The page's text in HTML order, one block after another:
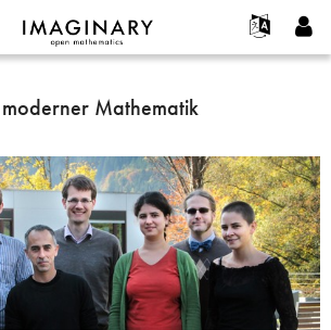
Français
한국어
Español
Türkçe
Programme
Hands-on
Filme
Texte
Ausstellungen
Mehr...
Projekte
Kontakt
Benutzerkonto erstellen
Passwort anfordern
moderner Mathematik